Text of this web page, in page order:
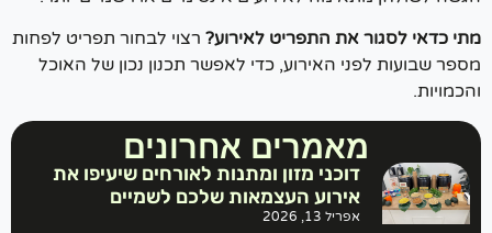
כדאי לסגור את התפריט לאירוע?רצוי לבחור תפריט לפחות
שבועות לפני האירוע, כדי לאפשר תכנון נכון של האוכל
מאמרים אחרונים
דוכני מזון ומתנות לאורחים שיעיפו את
אירוע העצמאות שלכם לשמיים
אפריל 13, 2026